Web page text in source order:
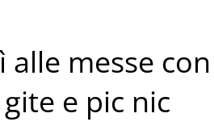
alle messe con
e pic nic